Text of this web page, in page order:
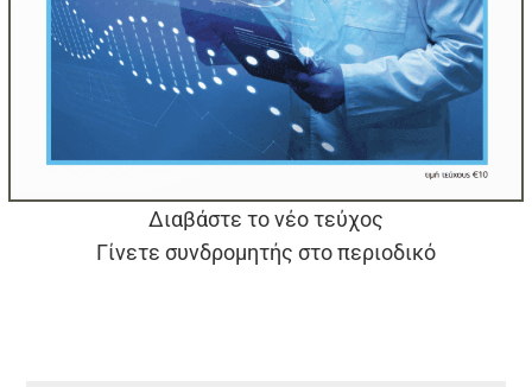
Διαβάστε το νέο τεύχος
Γίνετε συνδρομητής στο περιοδικό